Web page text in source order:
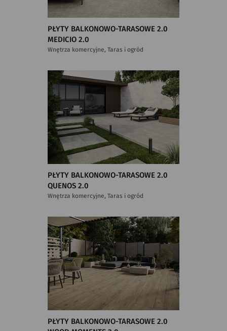
PŁYTY BALKONOWO-TARASOWE 2.0
MEDICIO 2.0
Wnętrza komercyjne, Taras i ogród
PŁYTY BALKONOWO-TARASOWE 2.0
QUENOS 2.0
Wnętrza komercyjne, Taras i ogród
PŁYTY BALKONOWO-TARASOWE 2.0